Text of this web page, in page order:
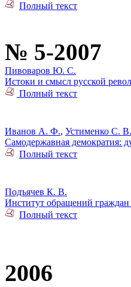
Полный текст
№ 5-2007
Пивоваров Ю. С.
Истоки и смысл русской
Полный текст
Иванов А. Ф., Устименко С. В.
Самодержавная демократия:
Полный текст
Подъячев К. В.
Институт обращений граждан
Полный текст
2006